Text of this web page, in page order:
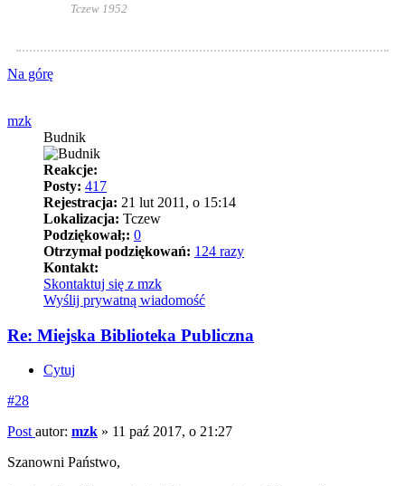
Tczew 1952
Na górę
mzk
Budnik
Reakcje:
Posty: 417
Rejestracja: 21 lut 2011, o 15:14
Lokalizacja: Tczew
Podziękował;: 0
Otrzymał podziękowań: 124 razy
Kontakt:
Skontaktuj się z mzk
Wyślij prywatną wiadomość
Re: Miejska Biblioteka Publiczna
Cytuj
#28
Post autor: mzk » 11 paź 2017, o 21:27
Szanowni Państwo,